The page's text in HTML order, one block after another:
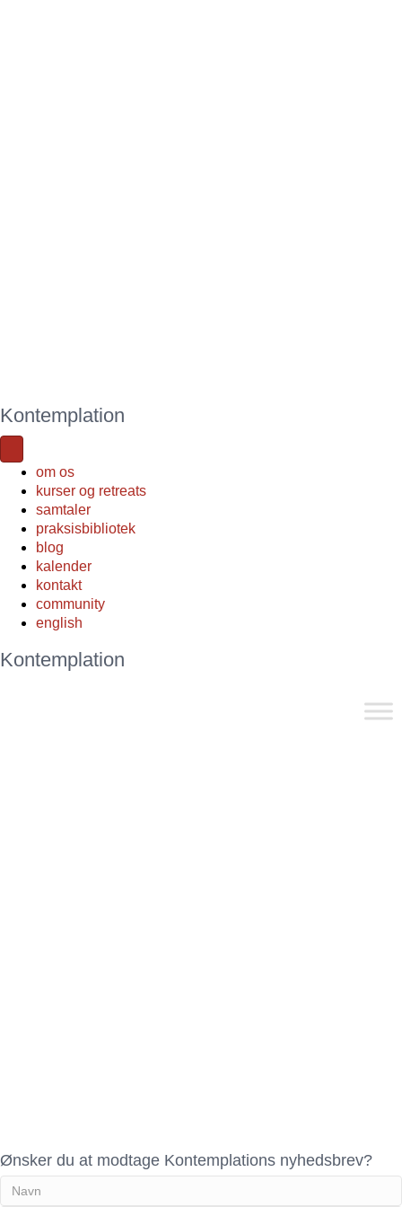
Kontemplation
om os
kurser og retreats
samtaler
praksisbibliotek
blog
kalender
kontakt
community
english
Kontemplation
Ønsker du at modtage Kontemplations nyhedsbrev?